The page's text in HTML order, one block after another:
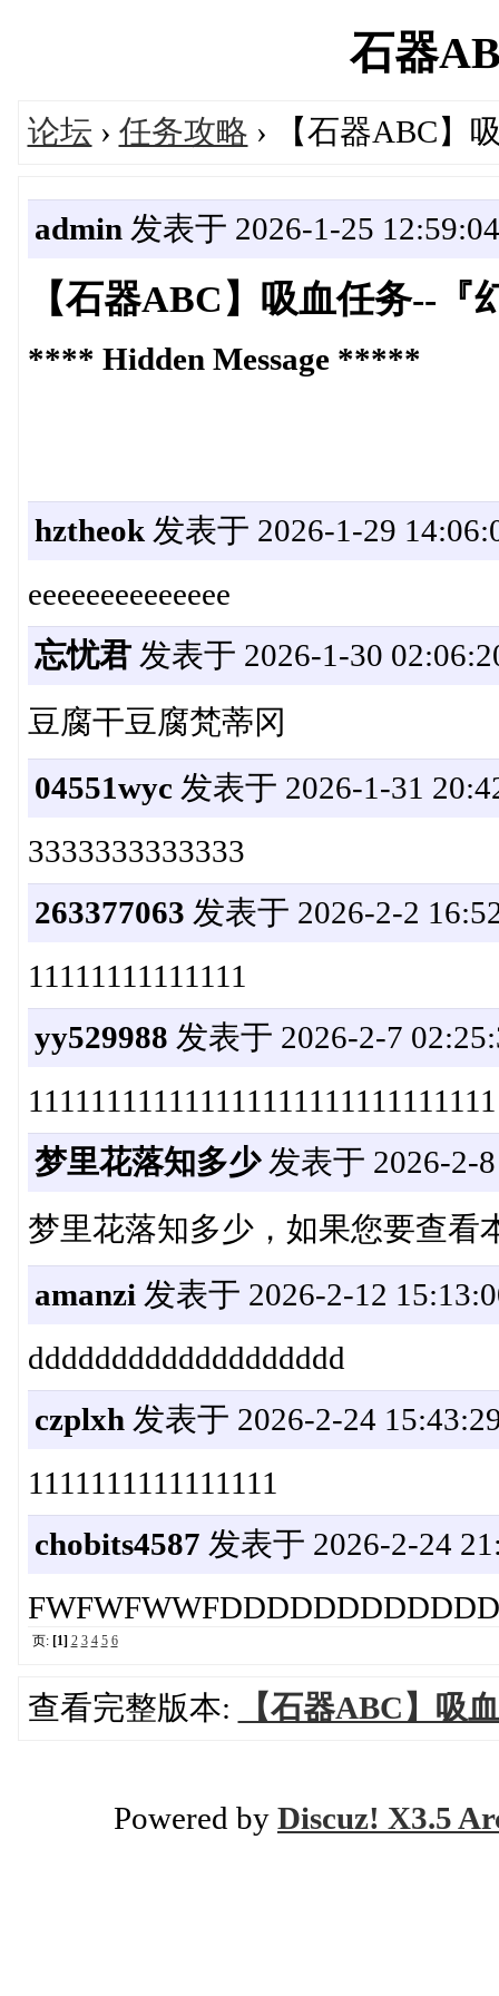
石器
论坛 › 任务攻略 › 【石器ABC】
admin 发表于 2026-1-25 12:59:04
【石器ABC】吸血任务--『
**** Hidden Message *****
hztheok发表于 2026-1-29
eeeeeeeeeeeeee
忘忧君发表于 2026-1-30
豆腐干豆腐梵蒂冈
04551wyc发表于 2026-1-31
3333333333333
263377063 发表于 2026-2-2
11111111111111
yy529988 发表于 2026-2-7
111111111111111111111111111111
梦里花落知多少发表于 2026-2-8
梦里花落知多少，如果您要查看
amanzi 发表于 2026-2-12
ddddddddddddddddddd
czplxh 发表于 2026-2-24
1111111111111111
chobits4587 发表于 2026-2-24
页: [1] 2 3 4 5 6
查看完整版本: 【石器ABC】吸
Powered by Discuz! X3.5